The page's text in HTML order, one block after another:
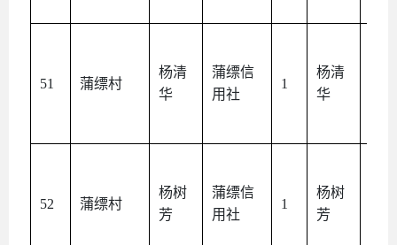
51 蒲缥村
杨清
华
蒲缥信
用社
1
杨清
华
52 蒲缥村
杨树
芳
蒲缥信
用社
1
杨树
芳